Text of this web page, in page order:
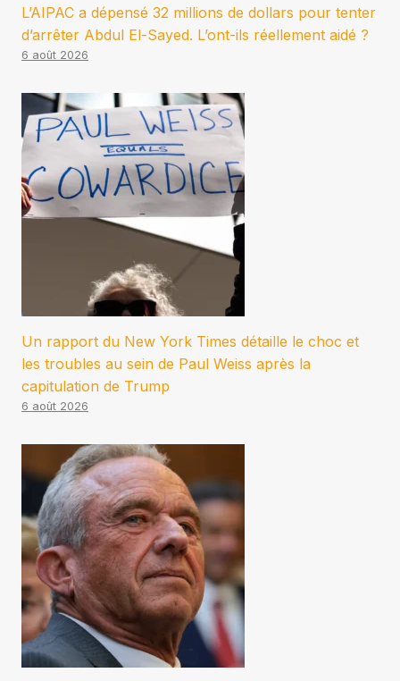
L’AIPAC a dépensé 32 millions de dollars pour tenter
d’arrêter Abdul El-Sayed. L’ont-ils réellement aidé ?
6 août 2026
Un rapport du New York Times détaille le choc et
les troubles au sein de Paul Weiss après la
capitulation de Trump
6 août 2026